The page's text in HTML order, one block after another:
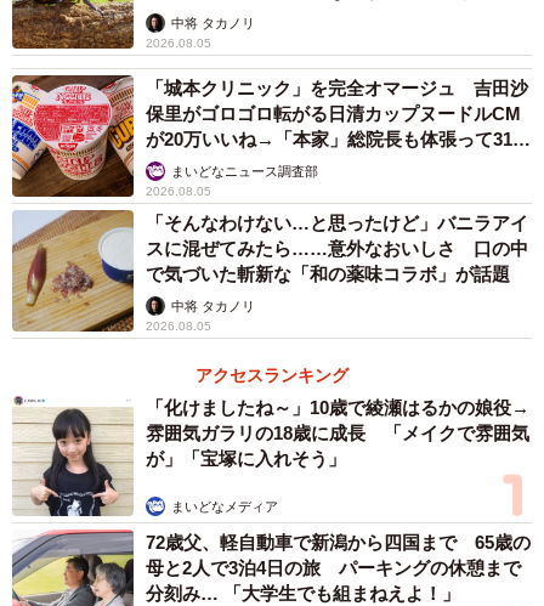
らいリアル」
中将 タカノリ
2026.08.05
「城本クリニック」を完全オマージュ 吉田沙
保里がゴロゴロ転がる日清カップヌードルCM
が20万いいね→「本家」総院長も体張って31万
いいねまいどなニュース調査部
2026.08.05
「そんなわけない…と思ったけど」バニラアイ
スに混ぜてみたら……意外なおいしさ 口の中
で気づいた斬新な「和の薬味コラボ」が話題
中将 タカノリ
2026.08.05
アクセスランキング
「化けましたね～」10歳で綾瀬はるかの娘役→
雰囲気ガラリの18歳に成長 「メイクで雰囲気
が」「宝塚に入れそう」
まいどなメディア
72歳父、軽自動車で新潟から四国まで 65歳の
母と2人で3泊4日の旅 パーキングの休憩まで
分刻み… 「大学生でも組まねえよ！」